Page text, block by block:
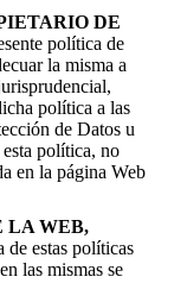
DE
política de
la misma a
política a las
de Datos u
política, no
en la página Web
LA WEB,
de estas políticas
las mismas se